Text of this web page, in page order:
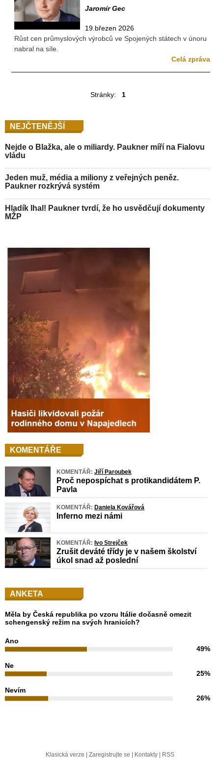
Jaromír Gec
19.březen 2026
Růst cen průmyslových výrobců ve Spojených státech v únoru
nabral na síle.
Celá zpráva
Stránky: 1
NEJČTENĚJŠÍ
Nejde o Blažka, ale o miliardy. Paukner míří na Fialovu
vládu
Jeden muž, média a miliony z veřejných peněz.
Paukner rozkrývá systém
Hladík lhal! Paukner tvrdí, že ho usvědčují dokumenty
MŽP
KOMENTÁŘE
KOMENTÁŘ: Jiří Paroubek
Proč nepospíchat s protikandidátem P.
Pavla
KOMENTÁŘ: Daniela Kovářová
Inferno mezi námi
KOMENTÁŘ: Ivo Strejček
Zrušit deváté třídy je v našem školství
úkol snad až poslední
ANKETA
Měla by Česká republika po vzoru Itálie dočasně omezit
schengenský režim na svých hranicích?
Ano
49%
Ne
25%
Nevím
26%
Klasická verze Zaregistrujte se Kontakty RSS